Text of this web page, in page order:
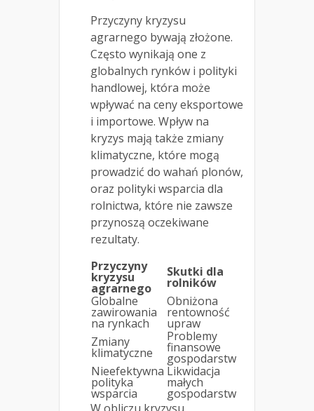
Przyczyny kryzysu
agrarnego bywają złożone.
Często wynikają one z
globalnych rynków i polityki
handlowej, która może
wpływać na ceny eksportowe
i importowe. Wpływ na
kryzys mają także zmiany
klimatyczne, które mogą
prowadzić do wahań plonów,
oraz polityki wsparcia dla
rolnictwa, które nie zawsze
przynoszą oczekiwane
rezultaty.
Przyczyny
kryzysu
agrarnego
Skutki dla
rolników
Globalne
zawirowania
na rynkach
Obniżona
rentowność
upraw
Zmiany
klimatyczne
Problemy
finansowe
gospodarstw
Nieefektywna
polityka
wsparcia
Likwidacja
małych
gospodarstw